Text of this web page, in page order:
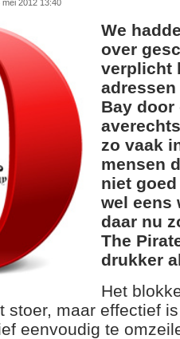
mei 2012 13:40
We
over
verplicht
adressen
Bay door
zo vaak
mensen
niet
wel eens
daar nu
The
drukker
Het
stoer, maar effectief
eenvoudig te